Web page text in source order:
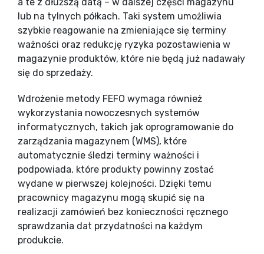
lub na tylnych półkach. Taki system umożliwia
szybkie reagowanie na zmieniające się terminy
ważności oraz redukcję ryzyka pozostawienia w
magazynie produktów, które nie będą już nadawały
się do sprzedaży.
Wdrożenie metody FEFO wymaga również
wykorzystania nowoczesnych systemów
informatycznych, takich jak oprogramowanie do
zarządzania magazynem (WMS), które
automatycznie śledzi terminy ważności i
podpowiada, które produkty powinny zostać
wydane w pierwszej kolejności. Dzięki temu
pracownicy magazynu mogą skupić się na
realizacji zamówień bez konieczności ręcznego
sprawdzania dat przydatności na każdym
produkcie.